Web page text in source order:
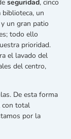
seguridad, cinco
un
un gran patio
todo ello
prioridad.
el lavado del
del centro,
De esta forma
con total
por la